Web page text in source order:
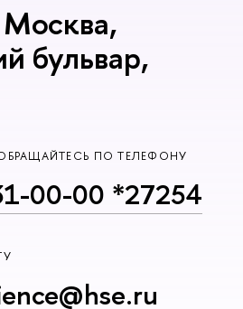
бульвар,
ПО ТЕЛЕФОНУ
00-00 *27254